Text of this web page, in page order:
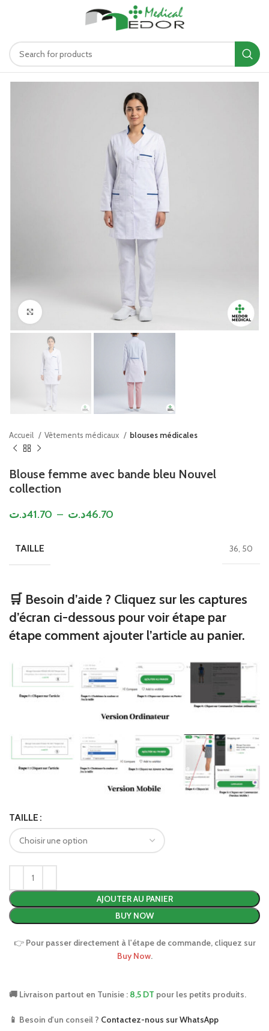
Accueil Vêtements médicaux blouses médicales
Blouse femme avec bande bleu Nouvel
collection
41.70د.ت – 46.70د.ت
TAILLE 36, 50
🛒 Besoin d’aide ? Cliquez sur les captures
d’écran ci-dessous pour voir étape par
étape comment ajouter l’article au panier.
TAILLE
AJOUTER AU PANIER
BUY NOW
👉 Pour passer directement à l'étape de commande, cliquez sur
Buy Now.
🚚 Livraison partout en Tunisie : 8,5 DT pour les petits produits.
📱 Besoin d'un conseil ? Contactez-nous sur WhatsApp